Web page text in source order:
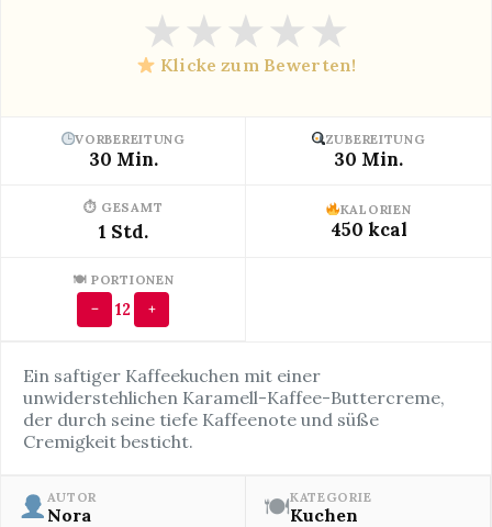
★★★★★
Klicke zum Bewerten!
VORBEREITUNG
30 Min.
ZUBEREITUNG
30 Min.
⏱ GESAMT
1 Std.
KALORIEN
450 kcal
🍽 PORTIONEN
− 12 +
Ein saftiger Kaffeekuchen mit einer
unwiderstehlichen Karamell-Kaffee-Buttercreme,
der durch seine tiefe Kaffeenote und süße
Cremigkeit besticht.
AUTOR
Nora 🍽KATEGORIE
Kuchen